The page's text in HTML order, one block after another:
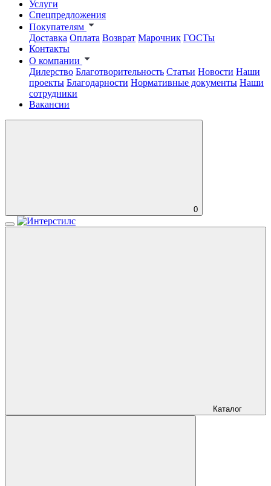
Услуги
Спецпредложения
Покупателям
Доставка Оплата Возврат Марочник ГОСТы
Контакты
О компании
Дилерство Благотворительность Статьи Новости Наши
проекты Благодарности Нормативные документы Наши
сотрудники
Вакансии
0
Каталог